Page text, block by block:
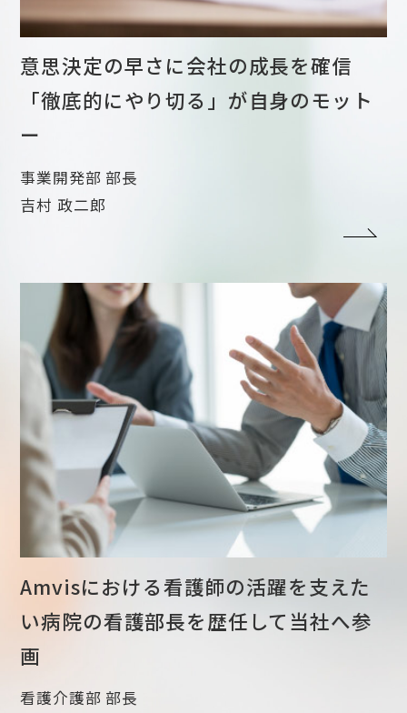
意思決定の早さに会社の成長を確信
「徹底的にやり切る」が自身のモット
ー
事業開発部 部長
吉村 政二郎
Amvisにおける看護師の活躍を支えた
い病院の看護部長を歴任して当社へ参
画
看護介護部 部長